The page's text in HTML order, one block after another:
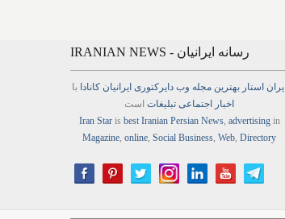
IRANIAN NEWS - رسانه ایرانیان
ایران استار بهترین مجله وب دایرکتوری ایرانیان کانادا با
اخبار
اجتماعی تبلیغات است
Iran Staris best Iranian Persian News, advertisingin
Magazine, online, Social Business, Web, Directory